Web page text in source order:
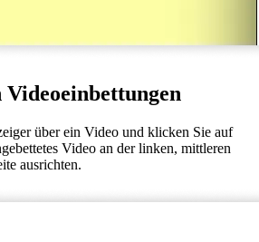
über ein Video und klicken Sie auf
Video an der linken, mittleren
ausrichten.